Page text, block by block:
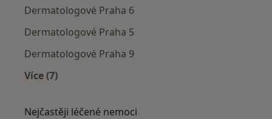
Dermatologové Praha 6
Dermatologové Praha 5
Dermatologové Praha 9
Více (7)
Nejčastěji léčené nemoci